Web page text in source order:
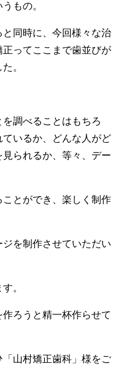
もの。
同時に、今回様々な治
正ってここまで歯並びが
。
調べることはもちろ
いるか、どんな人がど
られるか、等々、デー
とができ、楽しく制作
を制作させていただい
。
ろうと精一杯作らせて
山村矯正歯科」様をご